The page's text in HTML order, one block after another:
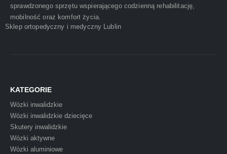
sprawdzonego sprzętu wspierającego codzienną rehabilitację,
mobilność oraz komfort życia.
Sklep ortopedyczny i medyczny Lublin
KATEGORIE
Wózki inwalidzkie
Wózki inwalidzkie dziecięce
Skutery inwalidzkie
Wózki aktywne
Wózki aluminiowe